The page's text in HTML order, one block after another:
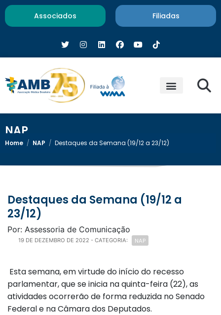
Associados Filiadas
NAP
Home / NAP / Destaques da Semana (19/12 a 23/12)
Destaques da Semana (19/12 a
23/12)
Por: Assessoria de Comunicação
19 DE DEZEMBRO DE 2022 - CATEGORIA: NAP
Esta semana, em virtude do início do recesso
parlamentar, que se inicia na quinta-feira (22), as
atividades ocorrerão de forma reduzida no Senado
Federal e na Câmara dos Deputados.